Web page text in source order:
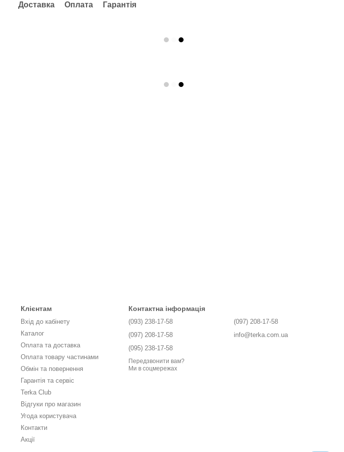
Доставка Оплата Гарантія
Клієнтам
Вхід до кабінету
Каталог
Оплата та доставка
Оплата товару частинами
Обмін та повернення
Гарантія та сервіс
Terka Club
Відгуки про магазин
Угода користувача
Контакти
Акції
Контактна інформація
(093) 238-17-58
(097) 208-17-58
(095) 238-17-58
Передзвонити вам?
(097) 208-17-58
info@terka.com.ua
Ми в соцмережах